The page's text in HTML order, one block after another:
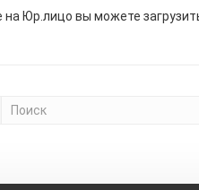
на Юр.лицо вы можете